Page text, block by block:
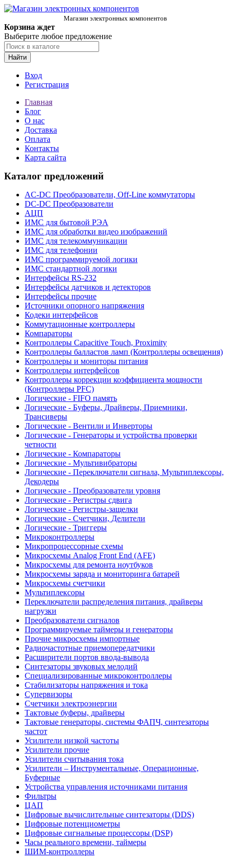
Магазин электронных компонентов
Корзина ждет
Выберите любое предложение
Найти
Вход
Регистрация
Главная
Блог
О нас
Доставка
Оплата
Контакты
Карта сайта
Каталог предложений
AC-DC Преобразователи, Off-Line коммутаторы
DC-DC Преобразователи
АЦП
ИМС для бытовой РЭА
ИМС для обработки видео изображений
ИМС для телекоммуникации
ИМС для телефонии
ИМС программируемой логики
ИМС стандартной логики
Интерфейсы RS-232
Интерфейсы датчиков и детекторов
Интерфейсы прочие
Источники опорного напряжения
Кодеки интерфейсов
Коммутационные контроллеры
Компараторы
Контроллеры Capacitive Touch, Proximity
Контроллеры балластов ламп (Контроллеры освещения)
Контроллеры и мониторы питания
Контроллеры интерфейсов
Контроллеры коррекции коэффициента мощности
(Контроллеры PFC)
Логические - FIFO память
Логические - Буферы, Драйверы, Приемники,
Трансиверы
Логические - Вентили и Инверторы
Логические - Генераторы и устройства проверки
четности
Логические - Компараторы
Логические - Мультивибраторы
Логические - Переключатели сигнала, Мультиплексоры,
Декодеры
Логические - Преобразователи уровня
Логические - Регистры сдвига
Логические - Регистры-защелки
Логические - Счетчики, Делители
Логические - Триггеры
Микроконтроллеры
Микропроцессорные схемы
Микросхемы Analog Front End (AFE)
Микросхемы для ремонта ноутбуков
Микросхемы заряда и мониторинга батарей
Микросхемы счетчики
Мультиплексоры
Переключатели распределения питания, драйверы
нагрузки
Преобразователи сигналов
Программируемые таймеры и генераторы
Прочие микросхемы импортные
Радиочастотные приемопередатчики
Расширители портов ввода-вывода
Синтезаторы звуковых мелодий
Специализированные микроконтроллеры
Стабилизаторы напряжения и тока
Супервизоры
Счетчики электроэнергии
Тактовые буферы, драйверы
Тактовые генераторы, системы ФАПЧ, синтезаторы
частот
Усилители низкой частоты
Усилители прочие
Усилители считывания тока
Усилители – Инструментальные, Операционные,
Буферные
Устройства управления источниками питания
Фильтры
ЦАП
Цифровые вычислительные синтезаторы (DDS)
Цифровые потенциометры
Цифровые сигнальные процессоры (DSP)
Часы реального времени, таймеры
ШИМ-контроллеры